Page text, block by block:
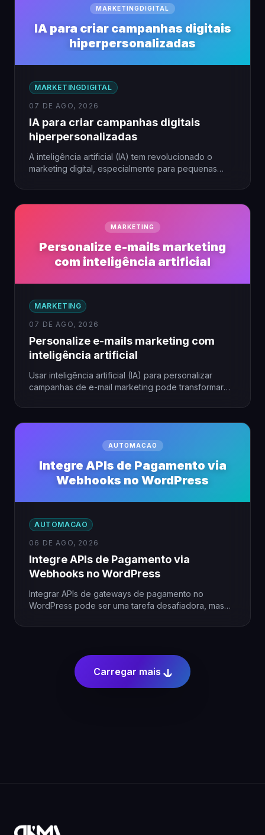
MARKETINGDIGITAL
IA para criar campanhas digitais
hiperpersonalizadas
MARKETINGDIGITAL
07 DE AGO, 2026
IA para criar campanhas digitais
hiperpersonalizadas
A inteligência artificial (IA) tem revolucionado o
marketing digital, especialmente para pequenas
MARKETING
Personalize e-mails marketing
com inteligência artificial
MARKETING
07 DE AGO, 2026
Personalize e-mails marketing com
inteligência artificial
Usar inteligência artificial (IA) para personalizar
campanhas de e-mail marketing pode transformar
A…
AUTOMACAO
Integre APIs de Pagamento via
Webhooks no WordPress
AUTOMACAO
06 DE AGO, 2026
Integre APIs de Pagamento via
Webhooks no WordPress
Integrar APIs de gateways de pagamento no
WordPress pode ser uma tarefa desafiadora, mas
Carregar mais